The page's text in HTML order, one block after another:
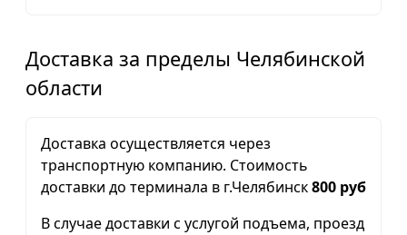
Доставка за пределы Челябинской
области
Доставка осуществляется через
транспортную компанию. Стоимость
доставки до терминала в г.Челябинск800 руб
В случае доставки с услугой подъема, проезд